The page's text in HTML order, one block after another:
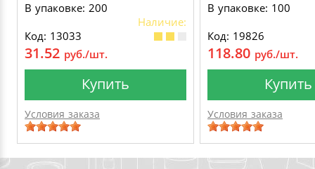
В упаковке: 200
Наличие:
Код: 13033
31.52 руб./шт.
Купить
Условия заказа
В упаковке: 100
Код: 19826
118.80 руб./шт.
Купить
Условия заказа